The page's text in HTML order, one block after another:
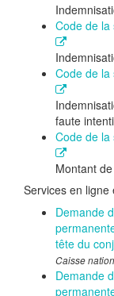
Code de la
Code de la
faute
Code de la
Montant
Services en ligne
Demande
tête du
Caisse
Demande